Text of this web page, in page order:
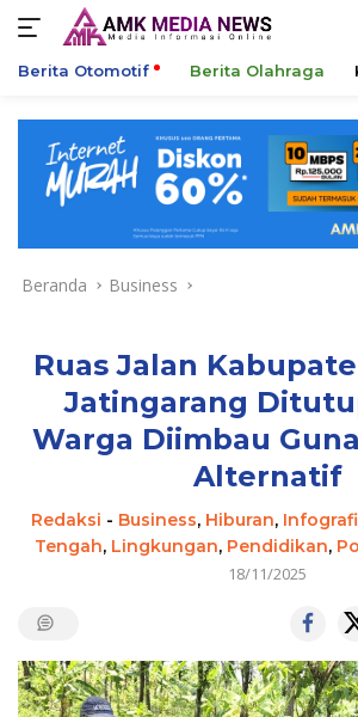
konten
Berita Otomotif Berita Olahraga
Beranda Business
Ruas Jalan
Jatingarang
Warga Diimbau
Alternatif
Redaksi - Business, Hiburan,
Tengah, Lingkungan, Pendidikan,
18/11/2025